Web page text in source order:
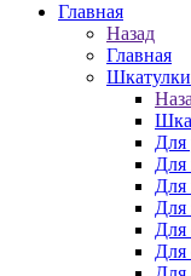
Главная
Назад
Главная
Шкатулки
Для
Для
Для
Для
Для
Для